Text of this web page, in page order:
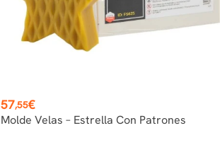
Precio
57,55€
Molde Velas – Estrella Con Patrones